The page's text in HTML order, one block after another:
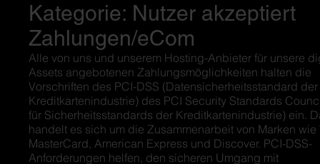
Kategorie: Nutzer akzeptiert
Zahlungen/eCom
Alle von uns und unserem Hosting-Anbieter für unsere
Assets angebotenen Zahlungsmöglichkeiten halten die
Vorschriften des PCI-DSS (Datensicherheitsstandard der
Kreditkartenindustrie) des PCI Security Standards
für Sicherheitsstandards der Kreditkartenindustrie) ein.
handelt es sich um die Zusammenarbeit von Marken wie
MasterCard, American Express und Discover. PCI-DSS-
Anforderungen helfen, den sicheren Umgang mit